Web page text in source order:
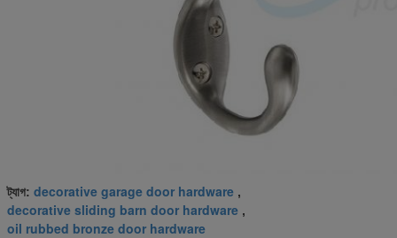
ট্যাগ: decorative garage door hardware ,
decorative sliding barn door hardware ,
oil rubbed bronze door hardware